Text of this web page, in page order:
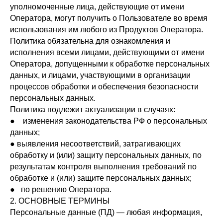
уполномоченные лица, действующие от имени
Оператора, могут получить о Пользователе во время
использования им любого из Продуктов Оператора.
Политика обязательна для ознакомления и
исполнения всеми лицами, действующими от имени
Оператора, допущенными к обработке персональных
данных, и лицами, участвующими в организации
процессов обработки и обеспечения безопасности
персональных данных.
Политика подлежит актуализации в случаях:
● изменения законодательства РФ о персональных
данных;
● выявления несоответствий, затрагивающих
обработку и (или) защиту персональных данных, по
результатам контроля выполнения требований по
обработке и (или) защите персональных данных;
● ​по решению Оператора.
2. ОСНОВНЫЕ ТЕРМИНЫ
Персональные данные (ПД) — любая информация,